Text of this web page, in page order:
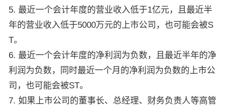
5. 最近一个会计年度的营业收入低于1亿元，且最近半
年的营业收入低于5000万元的上市公司，也可能会被S
T。
6. 最近一个会计年度的净利润为负数，且最近半年的净
利润为负数，同时最近一个月的净利润为负数的上市公
司，也可能会被ST。
7. 如果上市公司的董事长、总经理、财务负责人等高管